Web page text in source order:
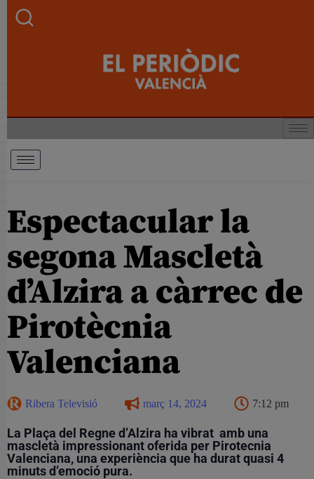
Espectacular la
segona Mascletà
d’Alzira a càrrec de
Pirotècnia
Valenciana
Ribera Televisió març 14, 2024 7:12 pm
La Plaça del Regne d’Alzira ha vibrat amb una
mascletà impressionant oferida per Pirotecnia
Valenciana, una experiència que ha durat quasi 4
minuts d’emoció pura.